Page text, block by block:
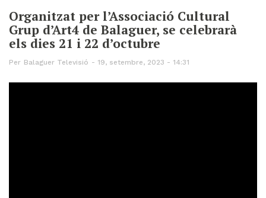
Organitzat per l’Associació Cultural
Grup d’Art4 de Balaguer, se celebrarà
els dies 21 i 22 d’octubre
Per Balaguer Televisió 19, setembre, 2023 - 14:31